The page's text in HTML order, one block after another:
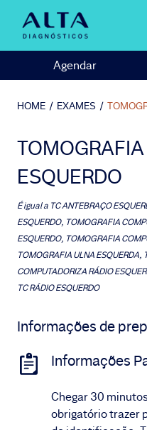
Agendar
HOME / EXAMES /
ESQUERDO
É igual a TC ANTEBRAÇO
ESQUERDO, TOMOGRAFIA
ESQUERDO, TOMOGRAFIA
TOMOGRAFIA ULNA ESQUERDA,
COMPUTADORIZA RÁDIO
TC RÁDIO ESQUERDO
Informações de
Informações
Chegar 30
obrigatório trazer